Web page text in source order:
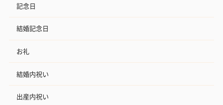
記念日
結婚記念日
お礼
結婚内祝い
出産内祝い